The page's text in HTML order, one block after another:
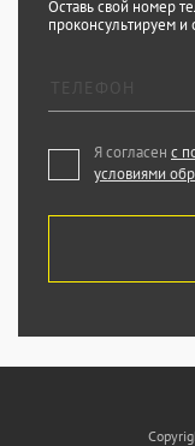
Оставь свой номер
проконсультируем
Я согласен с
условиями